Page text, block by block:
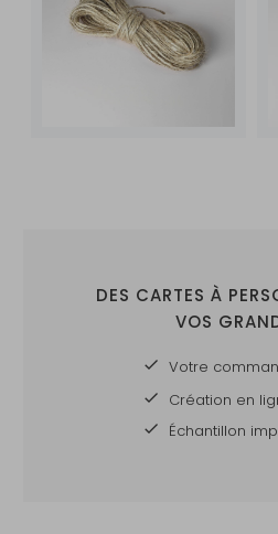
DES CARTES À
VOS
Votre
Création en
Échantillon